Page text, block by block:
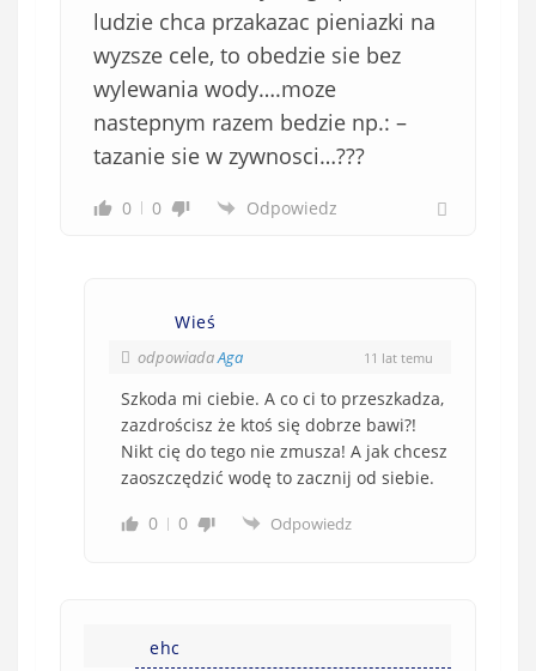
ludzie chca przakazac pieniazki na
wyzsze cele, to obedzie sie bez
wylewania wody….moze
nastepnym razem bedzie np.: –
tazanie sie w zywnosci…???
0 0 Odpowiedz
Wieś
odpowiadaAga 11 lat temu
Szkoda mi ciebie. A co ci to przeszkadza,
zazdrościsz że ktoś się dobrze bawi?!
Nikt cię do tego nie zmusza! A jak chcesz
zaoszczędzić wodę to zacznij od siebie.
0
0 Odpowiedz
ehc